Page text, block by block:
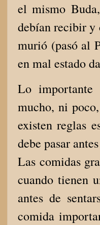
el mismo
debían recibir y
murió (pasó al
en mal estado
Lo importante
mucho, ni
existen reglas
debe pasar
Las comidas
cuando tienen
antes de
comida